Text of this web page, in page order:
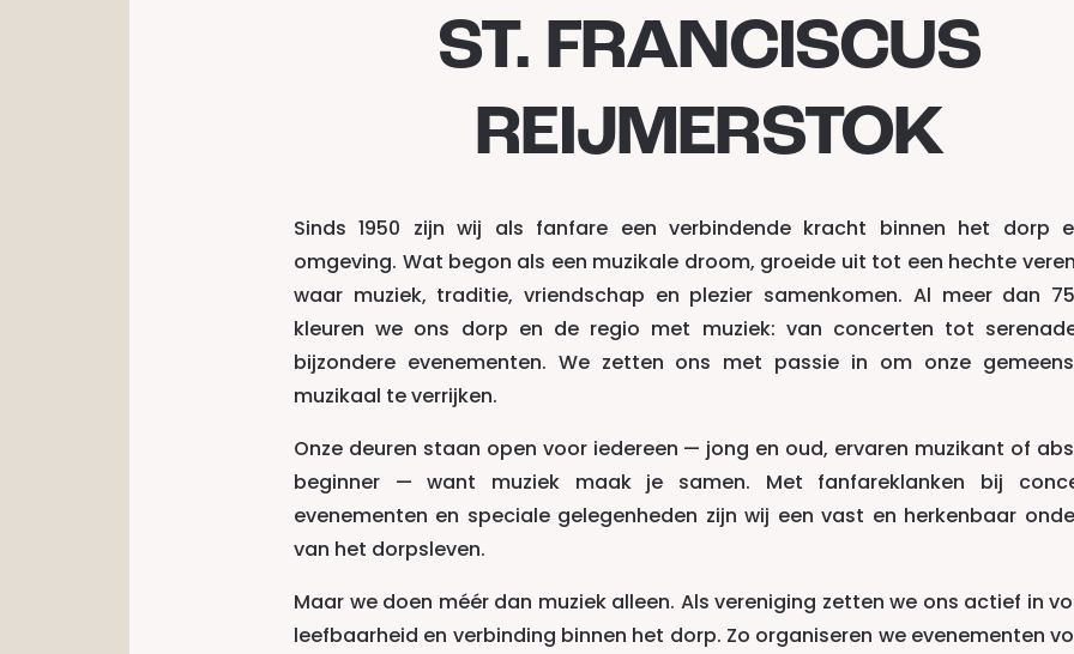
ST. FRANCISCUS
REIJMERSTOK
Sinds 1950 zijn wij als fanfare een verbindende kracht binnen het dorp
omgeving. Wat begon als een muzikale droom, groeide uit tot een hechte
waar muziek, traditie, vriendschap en plezier samenkomen. Al meer dan
kleuren we ons dorp en de regio met muziek: van concerten tot
bijzondere evenementen. We zetten ons met passie in om onze
muzikaal te verrijken.
Onze deuren staan open voor iedereen — jong en oud, ervaren muzikant of
beginner — want muziek maak je samen. Met fanfareklanken bij
evenementen en speciale gelegenheden zijn wij een vast en herkenbaar
van het dorpsleven.
Maar we doen méér dan muziek alleen. Als vereniging zetten we ons actief in
leefbaarheid en verbinding binnen het dorp. Zo organiseren we evenementen